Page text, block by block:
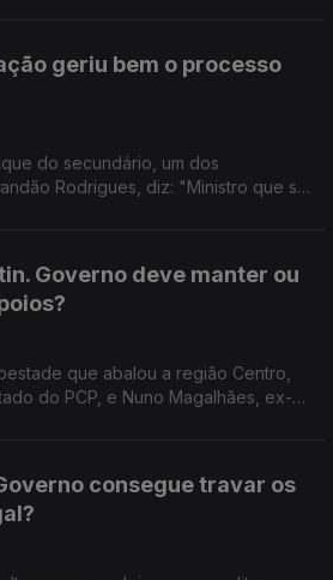
geriu bem o processo
do secundário, um dos
Rodrigues, diz: "Ministro que se
Governo deve manter ou
que abalou a região Centro,
do PCP, e Nuno Magalhães, ex-
consegue travar os